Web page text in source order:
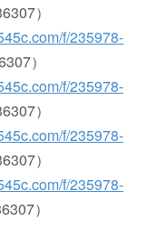
）
f/235978-
）
f/235978-
）
f/235978-
）
f/235978-
）